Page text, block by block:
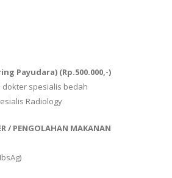
Payudara) (Rp.500.000,-)
dokter spesialis bedah
Radiology
/ PENGOLAHAN MAKANAN